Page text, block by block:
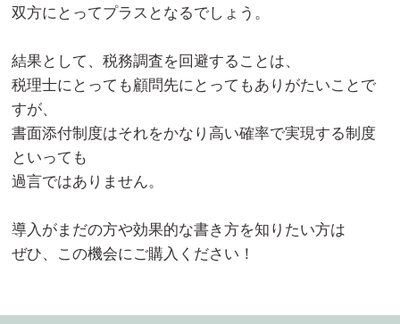
双方にとってプラスとなるでしょう。
結果として、税務調査を回避することは、
税理士にとっても顧問先にとってもありがたいことで
すが、
書面添付制度はそれをかなり高い確率で実現する制度
といっても
過言ではありません。
導入がまだの方や効果的な書き方を知りたい方は
ぜひ、この機会にご購入ください！